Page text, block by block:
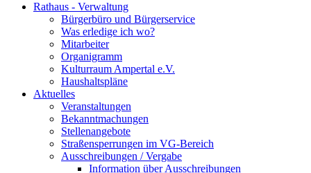
Rathaus - Verwaltung
Bürgerbüro und Bürgerservice
Was erledige ich wo?
Mitarbeiter
Organigramm
Kulturraum Ampertal e.V.
Haushaltspläne
Aktuelles
Veranstaltungen
Bekanntmachungen
Stellenangebote
Straßensperrungen im VG-Bereich
Ausschreibungen / Vergabe
Information über Ausschreibungen